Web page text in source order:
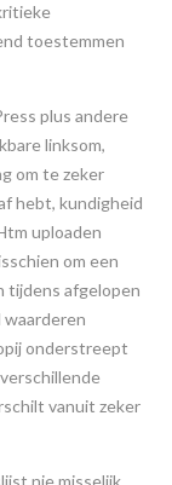
toestemmen
plus andere
linksom,
om te zeker
hebt, kundigheid
uploaden
om een
tijdens afgelopen
waarderen
onderstreept
vanuit zeker
nie misselijk